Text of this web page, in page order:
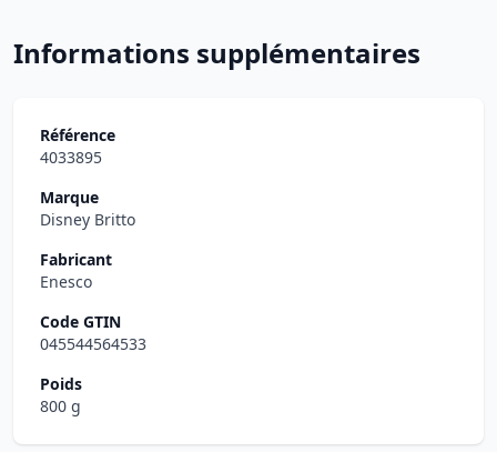
Informations supplémentaires
Référence
4033895
Marque
Disney Britto
Fabricant
Enesco
Code GTIN
045544564533
Poids
800 g